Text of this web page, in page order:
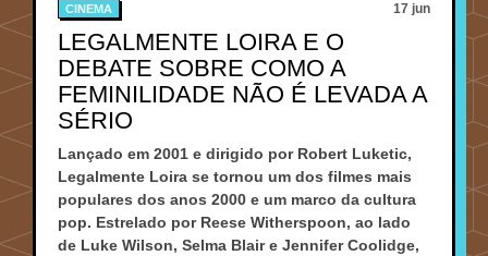
CINEMA 17 jun
LEGALMENTE LOIRA E O
DEBATE SOBRE COMO A
FEMINILIDADE NÃO É LEVADA A
SÉRIO
Lançado em 2001 e dirigido por Robert Luketic,
Legalmente Loira se tornou um dos filmes mais
populares dos anos 2000 e um marco da cultura
pop. Estrelado por Reese Witherspoon, ao lado
de Luke Wilson, Selma Blair e Jennifer Coolidge,